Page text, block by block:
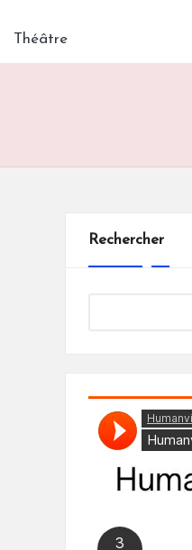
Théâtre
Rechercher